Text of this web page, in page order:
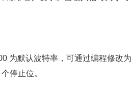
为默认波特率，可通过编程修改为
停止位。